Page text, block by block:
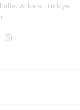
Ankara, Türkiye